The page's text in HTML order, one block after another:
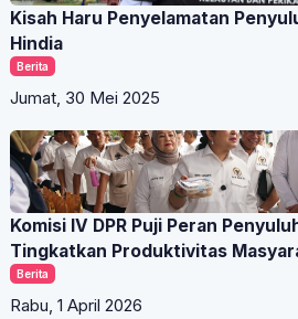
Kisah Haru Penyelamatan
Hindia
Berita
Jumat, 30 Mei 2025
Komisi IV DPR Puji Peran
Tingkatkan Produktivitas
Berita
Rabu, 1 April 2026